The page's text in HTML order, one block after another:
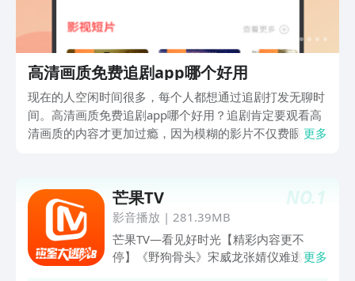
高清画质免费追剧app哪个好用
现在的人空闲时间很多，每个人都想通过追剧打发无聊时
间。高清画质免费追剧app哪个好用？追剧肯定要观看高
清画质的内容才更加过瘾，因为模糊的影片不仅费眼，看
更多
NO.1
芒果TV
影音播放 | 281.39MB
芒果TV—看见好时光【精彩内容更不
停】《野狗骨头》宋威龙张婧仪难逃宿命
更多